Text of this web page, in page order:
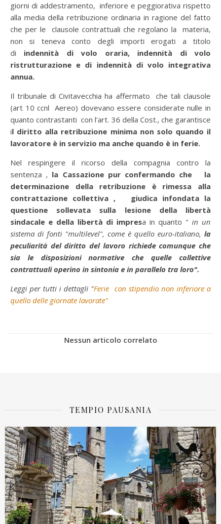
giorni di addestramento, inferiore e peggiorativa rispetto
alla media della retribuzione ordinaria in ragione del fatto
che per le clausole contrattuali che regolano la materia,
non si teneva conto degli importi erogati a titolo
di indennità di volo oraria, indennità di volo
ristrutturazione e di indennità di volo integrativa
annua.
Il tribunale di Civitavecchia ha affermato che tali clausole
(art 10 ccnl Aereo) dovevano essere considerate nulle in
quanto contrastanti con l'art. 36 della Cost., che garantisce
il diritto alla retribuzione minima non solo quando il
lavoratore è in servizio ma anche quando è in ferie.
Nel respingere il ricorso della compagnia contro la
sentenza , la Cassazione pur confermando che la
determinazione della retribuzione è rimessa alla
contrattazione collettiva , giudica infondata la
questione sollevata sulla lesione della libertà
sindacale e della libertà di impresa in quanto " in un
sistema di fonti "multilevel", come è quello euro-italiano, la
peculiarità del diritto del lavoro richiede comunque che
sia le disposizioni normative che quelle collettive
contrattuali operino in sintonia e in parallelo tra loro".
Leggi per tutti i dettagli "Ferie con stipendio non inferiore a
quello delle giornate lavorate"
Nessun articolo correlato
TEMPIO PAUSANIA